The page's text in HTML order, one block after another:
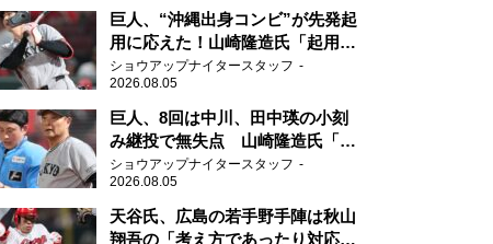
巨人、“沖縄出身コンビ”が先発起
用に応えた！山崎隆造氏「起用が
当たった」
ショウアップナイタースタッフ
2026.08.05
巨人、8回は中川、田中瑛の小刻
み継投で無失点 山崎隆造氏「確
実に勝ちにいくところ」
ショウアップナイタースタッフ
2026.08.05
天谷氏、広島の若手野手陣は秋山
翔吾の「考え方であったり対応力